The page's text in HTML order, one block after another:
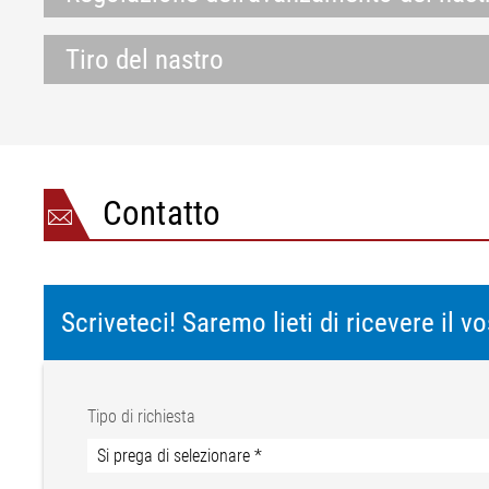
Tiro del nastro
Contatto
Scriveteci! Saremo lieti di ricevere il
Tipo di richiesta